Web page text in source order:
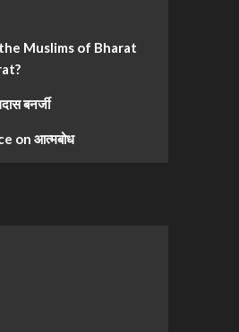
Muslims of Bharat
बनर्जी
on आत्मबोध